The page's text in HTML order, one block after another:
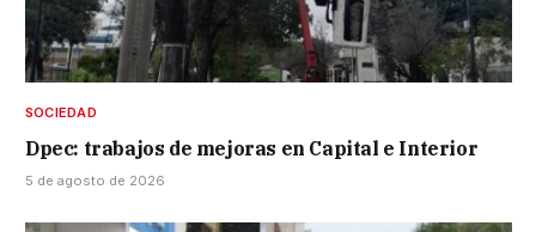
SOCIEDAD
Dpec: trabajos de mejoras en Capital e Interior
5 de agosto de 2026